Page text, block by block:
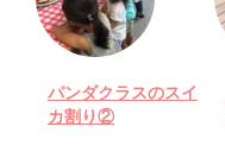
パンダクラスのスイ
カ割り②